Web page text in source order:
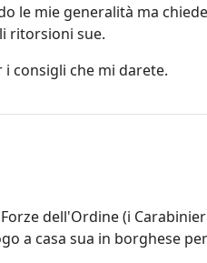
le mie generalità ma
ritorsioni sue.
i consigli che mi darete.
dell'Ordine (i
a casa sua in borghese